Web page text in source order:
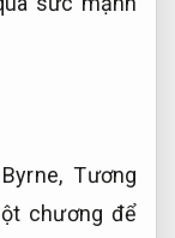
Tương
chương để